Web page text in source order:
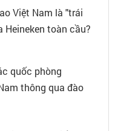
Việt Nam là "trái
Heineken toàn cầu?
quốc phòng
thông qua đào